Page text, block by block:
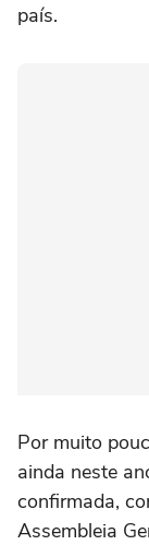
país.
Por muito
ainda neste
confirmada,
Assembleia